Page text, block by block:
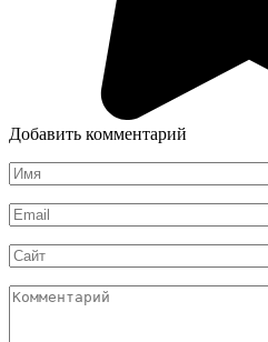
Добавить комментарий
Имя
*
Email
*
Сайт
Комментарий